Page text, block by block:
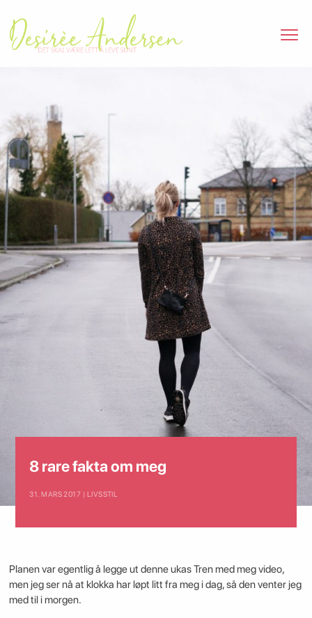
8 rare fakta om meg
31. MARS 2017 | LIVSSTIL
Planen var egentlig å legge ut denne ukas Tren med meg video,
men jeg ser nå at klokka har løpt litt fra meg i dag, så den venter jeg
med til i morgen.